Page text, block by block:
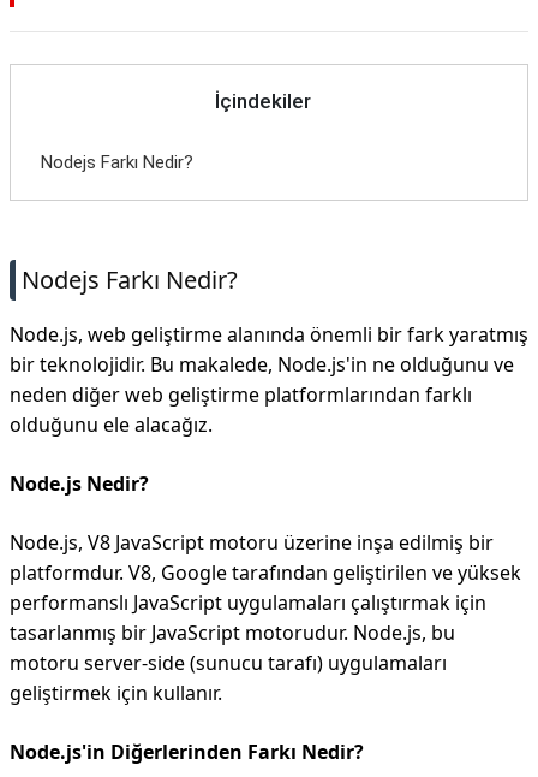
İçindekiler
Nodejs Farkı Nedir?
Nodejs Farkı Nedir?
Node.js, web geliştirme alanında önemli bir fark yaratmış
bir teknolojidir. Bu makalede, Node.js'in ne olduğunu ve
neden diğer web geliştirme platformlarından farklı
olduğunu ele alacağız.
Node.js Nedir?
Node.js, V8 JavaScript motoru üzerine inşa edilmiş bir
platformdur. V8, Google tarafından geliştirilen ve yüksek
performanslı JavaScript uygulamaları çalıştırmak için
tasarlanmış bir JavaScript motorudur. Node.js, bu
motoru server-side (sunucu tarafı) uygulamaları
geliştirmek için kullanır.
Node.js'in Diğerlerinden Farkı Nedir?